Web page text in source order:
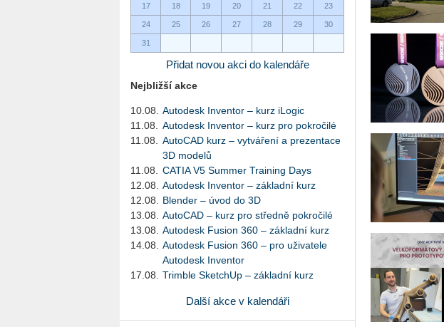
17 18 19 20 21 22 23
24 25 26 27 28 29 30
31
Přidat novou akci do kalendáře
Nejbližší akce
10.08.
Autodesk Inventor – kurz iLogic
11.08.
Autodesk Inventor – kurz pro pokročilé
11.08.
AutoCAD kurz – vytváření a prezentace
3D modelů
11.08.
CATIA V5 Summer Training Days
12.08.
Autodesk Inventor – základní kurz
12.08.
Blender – úvod do 3D
13.08.
AutoCAD – kurz pro středně pokročilé
13.08.
Autodesk Fusion 360 – základní kurz
14.08.
Autodesk Fusion 360 – pro uživatele
Autodesk Inventor
17.08.
Trimble SketchUp – základní kurz
Další akce v kalendáři